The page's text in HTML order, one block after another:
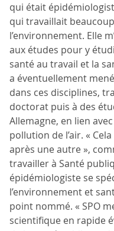
qui était
qui travaillait
l’environnement. Elle
aux études pour y
santé au travail et la
a éventuellement
dans ces disciplines,
doctorat puis à des
Allemagne, en lien
pollution de l’air. «
après une autre »,
travailler à Santé
épidémiologiste se
l’environnement et
point nommé. « SPO
scientifique en rapide